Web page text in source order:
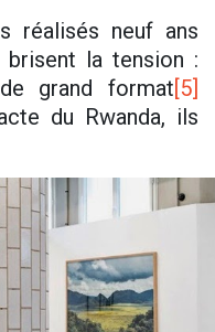
réalisés neuf ans
brisent la tension :
grand format[5]
du Rwanda, ils